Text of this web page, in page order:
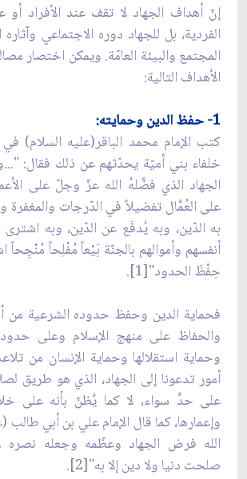
إنّ أهداف الجهاد لا تقف عند الأفراد أو
الفردية، بل للجهاد دوره الاجتماعي
المجتمع والبيئة العامّة. ويمكن اختصار
الأهداف التالية:
1- حفظ الدين وحمايته:
كتب الإمام محمد الباقر(عليه السلام)
خلفاء بني أميّة يحدّثهم عن ذلك فقال:
الجهاد الذي فضَّلهُ الله عزّ وجلّ على
على العُمَّال تفضيلاً في الدّرجات والمغفرة
به الدّين، وبه يُدفَع عن الدّين، وبه اشترى
أنفسهم وأموالهم بالجنّة بَيْعاً مُفْلِحاً
حِفْظَ الحدود"[1].
فحماية الدين وحفظ حدوده الشرعية من
والحفاظ على منهج الإسلام وعلى حدود
وحماية استقلالها وحماية الإنسان من
أمور تدعونا إلى الجهاد، الذي هو طريق
على حدٍّ سواء، لا كما يُظنّ بأنه على
وإعمارها، كما قال الإمام علي بن أبي طالب
الله فرض الجهاد وعظّمه وجعله نصره
صلحت دنيا ولا دين إلا به"[2].